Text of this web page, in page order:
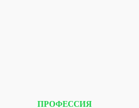
ПРОФЕССИЯ